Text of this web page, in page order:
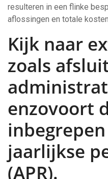
resulteren in een flinke
aflossingen en totale
Kijk naar
zoals
enzovoort
jaarlijkse
(APR).